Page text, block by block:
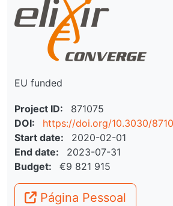
EU funded
Project ID
871075
DOI
https://doi.org/10.3030/
Start date
2020-02-01
End date
2023-07-31
Budget
€9 821 915
Página Pessoal